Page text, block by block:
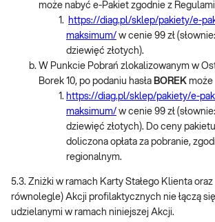
może nabyć e-Pakiet zgodnie z
https://diag.pl/sklep/pakiety/e-
maksimum/ w cenie 99 zł
dziewięć złotych).
W Punkcie Pobrań zlokalizowanym w
Borek 10, po podaniu hasła BOREK może
https://diag.pl/sklep/pakiety/e-
maksimum/ w cenie 99 zł
dziewięć złotych). Do ceny
doliczona opłata za pobranie,
regionalnym.
5.3. Zniżki w ramach Karty Stałego Klienta
równolegle) Akcji profilaktycznych nie łączą
udzielanymi w ramach niniejszej Akcji.